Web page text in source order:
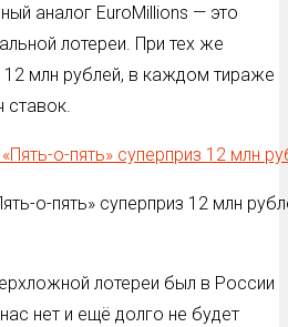
аналог EuroMillions — это
лотереи. При тех же
млн рублей, в каждом тираже
ставок.
о-пять» суперприз 12 млн
лотереи был в России
нет и ещё долго не будет